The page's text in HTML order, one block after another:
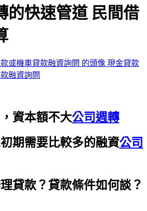
的快速管道 民間借
現金貸款
融資詢問
資本額不大公司週轉
期需要比較多的融資公司
貸款？貸款條件如何談？